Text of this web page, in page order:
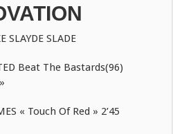
SLADE
Beat The Bastards(96)
Touch Of Red » 2’45